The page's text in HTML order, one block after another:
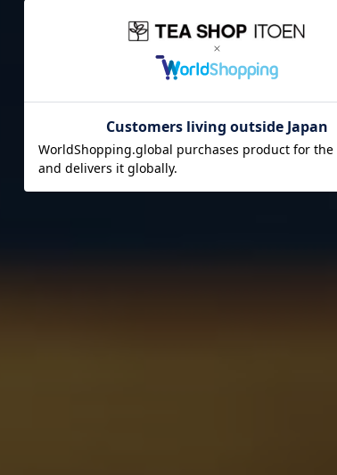
どんなに時代が揺れ動いても 高品質なお
みなさまのもとへ、お届けする
果たし続けてきた使命です。